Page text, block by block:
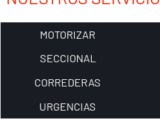
MOTORIZAR
SECCIONAL
CORREDERAS
URGENCIAS